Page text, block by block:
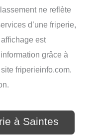
ne reflète
d’une friperie,
est
grâce à
friperieinfo.com.
à Saintes